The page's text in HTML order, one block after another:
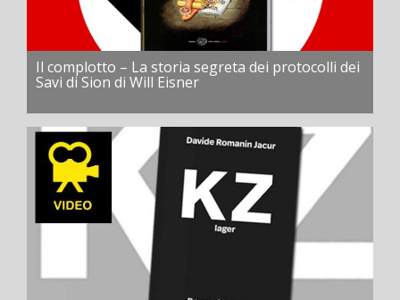
Il complotto – La storia segreta dei protocolli dei
Savi di Sion di Will Eisner